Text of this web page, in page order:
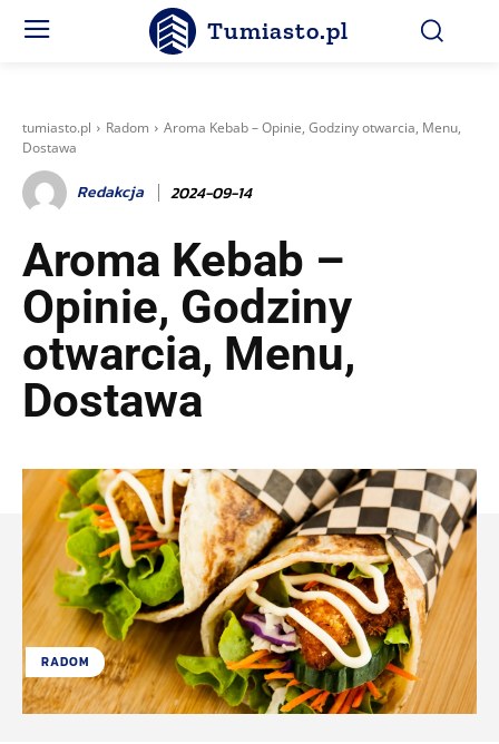
Tumiasto.pl
tumiasto.pl Radom
Aroma Kebab – Opinie, Godziny otwarcia, Menu,
Dostawa
Redakcja 2024-09-14
Aroma Kebab –
Opinie, Godziny
otwarcia, Menu,
Dostawa
RADOM